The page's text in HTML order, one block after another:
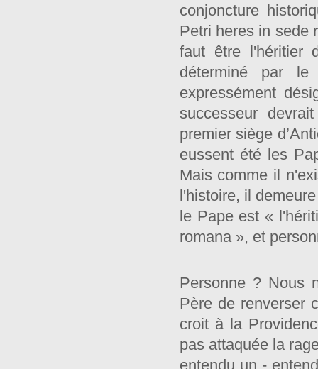
conjoncture
Petri heres in sede
faut être l'héritier
déterminé par
expressément
successeur
premier siège
eussent été les
Mais comme il
l'histoire, il
le Pape est «
romana », et
Personne ? Nous
Père de renverser
croit à la
pas attaquée la
entendu un ‑